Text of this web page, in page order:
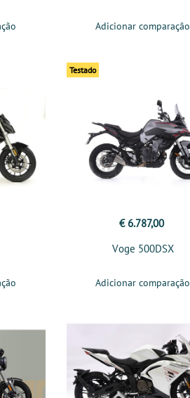
Adicionar comparação
Testado
€ 6.787,00
Voge 500DSX
Adicionar comparação